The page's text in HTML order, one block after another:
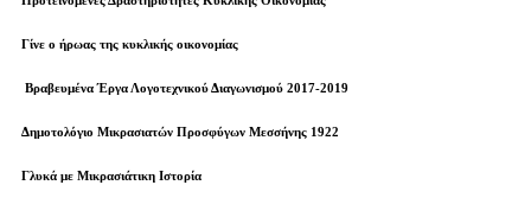
Γίνε ο ήρωας της κυκλικής οικονομίας
Βραβευµένα Έργα Λογοτεχνικού Διαγωνισμού 2017-2019
Δημοτολόγιο Μικρασιατών Προσφύγων Μεσσήνης 1922
Γλυκά με Μικρασιάτικη Ιστορία